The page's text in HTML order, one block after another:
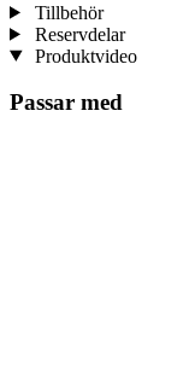
Tillbehör
Reservdelar
Produktvideo
Passar med